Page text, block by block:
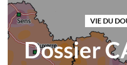
VIE DU
Dossier